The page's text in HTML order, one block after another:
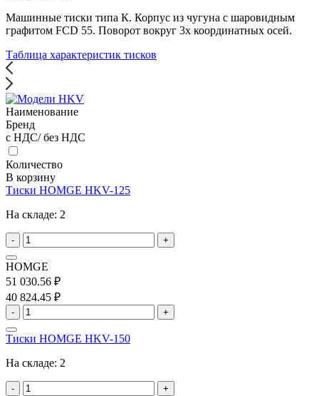
Машинные тиски типа К. Корпус из чугуна с шаровидным
графитом FCD 55. Поворот вокруг 3х координатных осей.
Таблица характеристик тисков
Наименование
Бренд
с НДС/ без НДС
Количество
В корзину
Тиски HOMGE HKV-125
На складе: 2
- +
HOMGE
51 030.56 ₽
40 824.45 ₽
- +
Тиски HOMGE HKV-150
На складе: 2
- +